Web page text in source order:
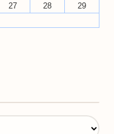
27 28
29